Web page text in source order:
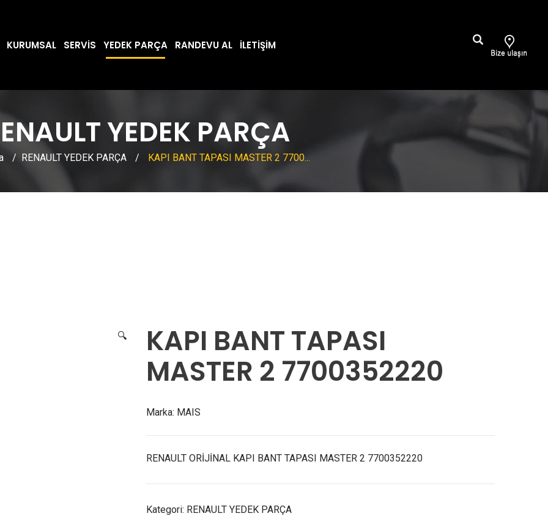
KURUMSAL SERVIS YEDEK PARÇA RANDEVU AL İLETIŞIM
YEDEK PARÇA
/ RENAULT YEDEK PARÇA / KAPI BANT TAPASI MASTER 2 7700...
🔍
KAPI BANT TAPASI
MASTER 2 7700352220
Marka: MAIS
RENAULT ORİJİNAL KAPI BANT TAPASI MASTER 2 7700352220
Kategori: RENAULT YEDEK PARÇA